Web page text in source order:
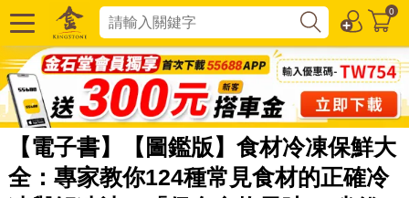
0
【電子書】【圖鑑版】食材冷凍保鮮大
全：專家教你124種常見食材的正確冷